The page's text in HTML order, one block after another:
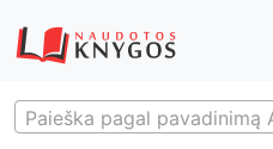
Paieška pagal pavadinimą